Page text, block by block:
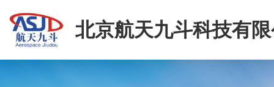
北京航天九斗科技有